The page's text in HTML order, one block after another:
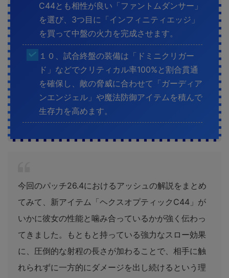
C44とも相性が良い「ファントムダンサー」
を選び、3つ目に「インフィニティエッジ」
を買って中盤の火力を完成させます。
１０、試合終盤の装備は「ドミニクリガー
ド」などでクリティカル率100%と割合貫通
を確保し、敵の脅威に合わせて「ガーディア
ンエンジェル」や魔法防御アイテムを積んで
生存力を高めます。
今回のパッチ26.4におけるアッシュの解説をまとめ
てみて、新アイテム「ヘクスオプティックC44」が
いかに彼女の性能と噛み合っているかが強く伝わっ
てきました。もともと持っている強力なスロー効果
に、圧倒的な射程の長さが加わることで、相手に触
れられずに一方的にダメージを出し続けるという理